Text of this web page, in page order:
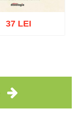
37 LEI